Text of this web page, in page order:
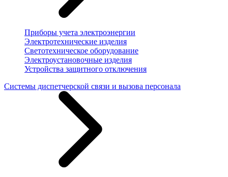
Приборы учета электроэнергии
Электротехнические изделия
Светотехническое оборудование
Электроустановочные изделия
Устройства защитного отключения
Системы диспетчерской связи и вызова персонала